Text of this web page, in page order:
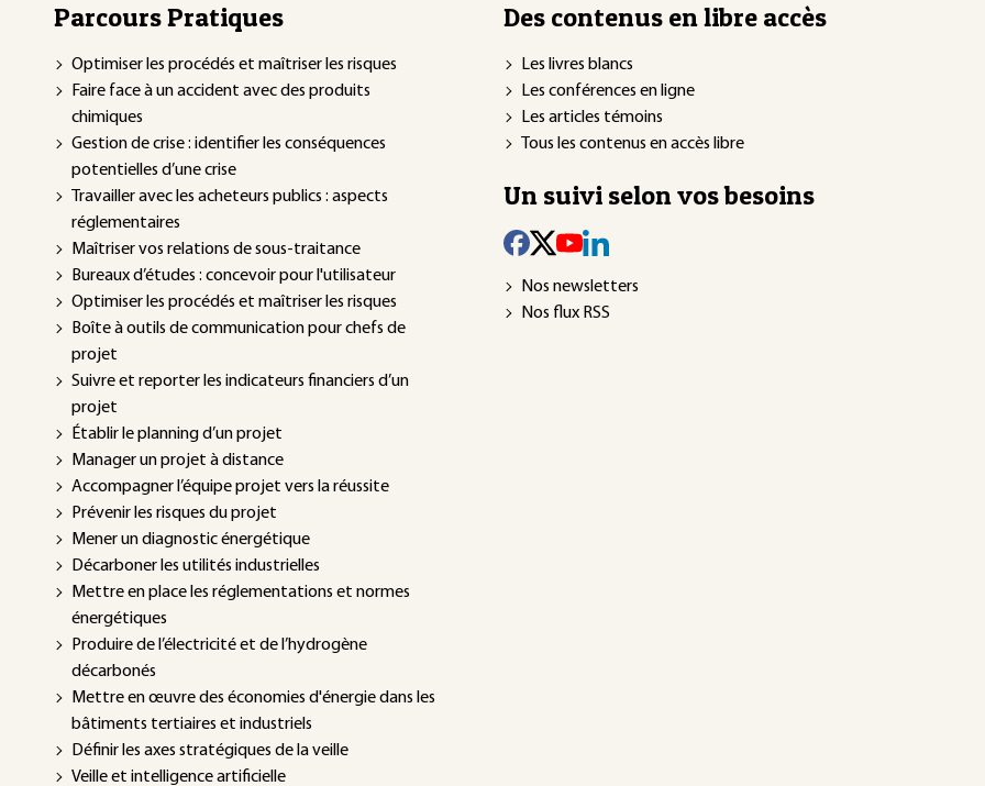
Parcours Pratiques
Optimiser les procédés et maîtriser les risques
Faire face à un accident avec des produits
chimiques
Gestion de crise : identifier les conséquences
potentielles d’une crise
Travailler avec les acheteurs publics : aspects
réglementaires
Maîtriser vos relations de sous-traitance
Bureaux d’études : concevoir pour l'utilisateur
Optimiser les procédés et maîtriser les risques
Boîte à outils de communication pour chefs de
projet
Suivre et reporter les indicateurs financiers d’un
projet
Établir le planning d’un projet
Manager un projet à distance
Accompagner l’équipe projet vers la réussite
Prévenir les risques du projet
Mener un diagnostic énergétique
Décarboner les utilités industrielles
Mettre en place les réglementations et normes
énergétiques
Produire de l’électricité et de l’hydrogène
décarbonés
Mettre en œuvre des économies d'énergie dans les
bâtiments tertiaires et industriels
Définir les axes stratégiques de la veille
Veille et intelligence artificielle
Des contenus en libre accès
Les livres blancs
Les conférences en ligne
Les articles témoins
Tous les contenus en accès libre
Un suivi selon vos besoins
Nos newsletters
Nos flux RSS